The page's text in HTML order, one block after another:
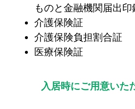
ものと金融機関届出印
介護保険証
介護保険負担割合証
医療保険証
入居時にご用意いた